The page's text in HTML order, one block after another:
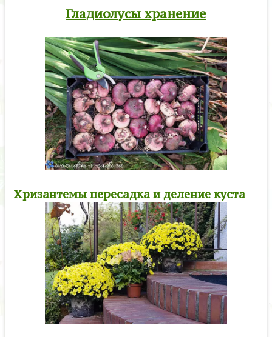
Гладиолусы хранение
Хризантемы пересадка и деление куста